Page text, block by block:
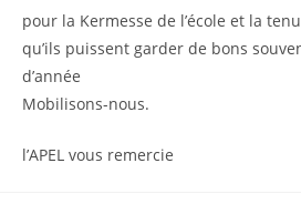
pour la Kermesse de l’école et la
qu’ils puissent garder de bons
d’année
Mobilisons-nous.
l’APEL vous remercie